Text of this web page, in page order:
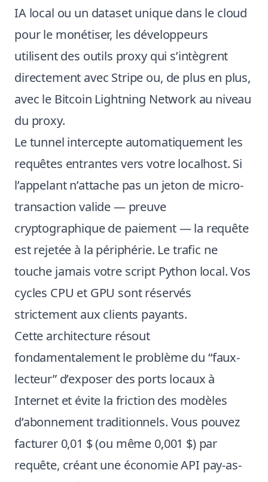
IA local ou un dataset unique dans le cloud
pour le monétiser, les développeurs
utilisent des outils proxy qui s’intègrent
directement avec Stripe ou, de plus en plus,
avec le Bitcoin Lightning Network au niveau
du proxy.
Le tunnel intercepte automatiquement les
requêtes entrantes vers votre localhost. Si
l’appelant n’attache pas un jeton de micro-
transaction valide — preuve
cryptographique de paiement — la requête
est rejetée à la périphérie. Le trafic ne
touche jamais votre script Python local. Vos
cycles CPU et GPU sont réservés
strictement aux clients payants.
Cette architecture résout
fondamentalement le problème du “faux-
lecteur” d’exposer des ports locaux à
Internet et évite la friction des modèles
d’abonnement traditionnels. Vous pouvez
facturer 0,01 $ (ou même 0,001 $) par
requête, créant une économie API pay-as-